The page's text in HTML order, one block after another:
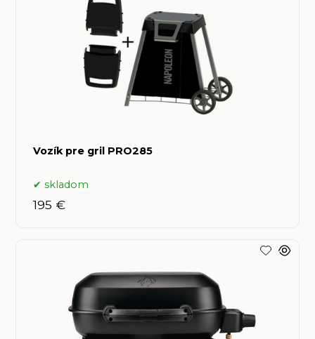
Vozík pre gril PRO285
skladom
195 €